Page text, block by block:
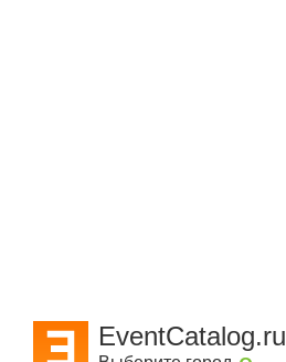
EventCatalog.ru